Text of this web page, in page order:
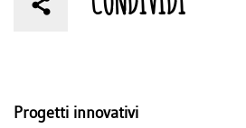
Progetti innovativi